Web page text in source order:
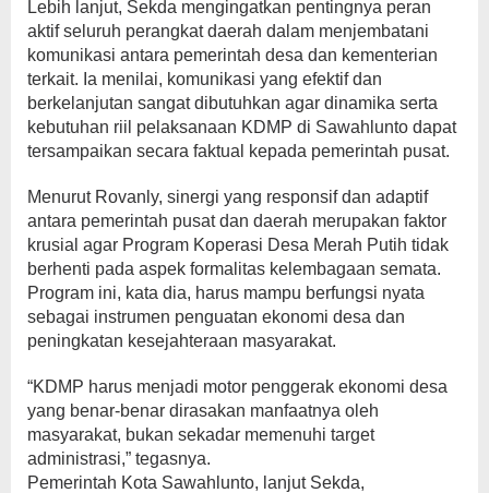
Lebih lanjut, Sekda mengingatkan pentingnya peran
aktif seluruh perangkat daerah dalam menjembatani
komunikasi antara pemerintah desa dan kementerian
terkait. Ia menilai, komunikasi yang efektif dan
berkelanjutan sangat dibutuhkan agar dinamika serta
kebutuhan riil pelaksanaan KDMP di Sawahlunto dapat
tersampaikan secara faktual kepada pemerintah pusat.
Menurut Rovanly, sinergi yang responsif dan adaptif
antara pemerintah pusat dan daerah merupakan faktor
krusial agar Program Koperasi Desa Merah Putih tidak
berhenti pada aspek formalitas kelembagaan semata.
Program ini, kata dia, harus mampu berfungsi nyata
sebagai instrumen penguatan ekonomi desa dan
peningkatan kesejahteraan masyarakat.
“KDMP harus menjadi motor penggerak ekonomi desa
yang benar-benar dirasakan manfaatnya oleh
masyarakat, bukan sekadar memenuhi target
administrasi,” tegasnya.
Pemerintah Kota Sawahlunto, lanjut Sekda,